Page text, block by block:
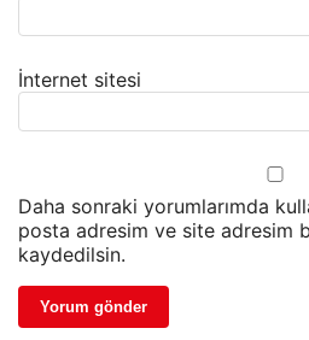
İnternet sitesi
Daha sonraki yorumlarımda
posta adresim ve site adresim
kaydedilsin.